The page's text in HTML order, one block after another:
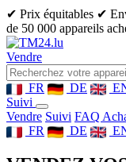
✔ Prix équitables ✔
de 50 000 appareils
Vendre
FR DE
Suivi
Vendre Suivi FAQ
FR
DE